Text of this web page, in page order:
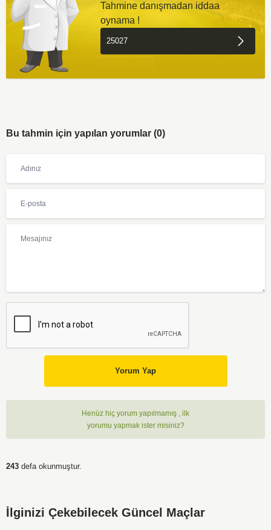
Tahmine danışmadan iddaa
oynama !
Bu tahmin için yapılan yorumlar (0)
Yorum Yap
Henüz hiç yorum yapılmamış , ilk
yorumu yapmak ister misiniz?
243 defa okunmuştur.
İlginizi Çekebilecek Güncel Maçlar